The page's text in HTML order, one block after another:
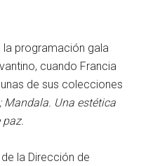
programación gala
cuando Francia
de sus colecciones
Mandala. Una estética
paz.
la Dirección de